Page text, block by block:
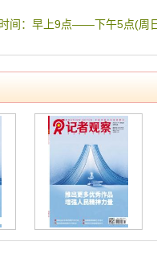
时代新闻生产的“守正”与“创新”——
下地市报时事新闻的编辑思路 (49)
环境下深度报道的挑战与机遇 (55)
时代传统媒体如何做到内容为王 (58)
刊编辑素养提升策略研究 (61)吴晶;
风格浅谈传统纸媒与新媒体的融合
发短视频的正向社会价值 (67)彭晓娟
媒体时代传统媒体与新媒体的深度
间：早上9点——下午5点(周